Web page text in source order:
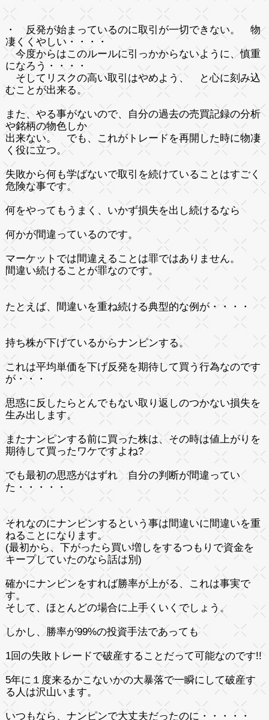
・ 反発が始まっているのに取引が一切できない。 物
凄くくやしい・・・・
今度からはこのルールに引っかからないように、慎重
になろう・・・・
そしてリスクの高い取引はやめよう、 と心に刻み込
むことが出来る。
また、やる事がないので、自分の過去の売買記録の分析
や銘柄の物色しか
出来ない。 でも、これがトレードを再開した時に物凄
く役に立つ。
失敗から何も学ばないで取引を続けていることはすごく
危険な事です。
何をやってもうまく、いかず損失を出し続けるなら
何かが間違っているのです。
マーケットでは間違えることは罪ではありません。
間違い続けることが罪なのです。
たとえば、間違いを重ね続ける典型的な例が・・・・
持ち株が下げているからナンピンする。
これは平均単価を下げ反発を期待して買う行為なのです
が・・・
思惑に反したらとんでもない取り返しのつかない損失を
生み出します。
またナンピンする前に買った株は、その時は値上がりを
期待して買ったワケですよね?
でも最初の思惑がはずれ 自分の判断が間違ってい
た・・・・・
それなのにナンピンするという事は間違いに間違いを重
ねることになります。
(最初から、下がったら買い増しをするつもりで資金を
キープしていたのなら話は別)
確かにナンピンをすれば勝率が上がる、これは事実で
す。
そして、ほとんどの場合に上手くいくでしょう。
しかし、勝率が99%の投資手法であっても
1回の失敗トレードで破産することだって可能なのです!!
5年に１度来るかこないかの大暴落で一瞬にして破産す
る人は沢山います。
いつもなら、ナンピンで大丈夫だったのに・・・・・